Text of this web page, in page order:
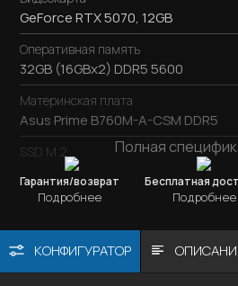
GeForce RTX 5070, 12GB
Оперативная память
32GB (16GBx2) DDR5 5600
Материнская плата
Asus Prime B760M-A-CSM DDR5
SSD M.2
SSD M.2 1TB / Kingston NV3
Охлаждение процессора
Блок питания
750W / DeepCool PL750D
Полная
Гарантия/возврат
Подробнее
Бесплатная
Подробнее
КОНФИГУРАТОР